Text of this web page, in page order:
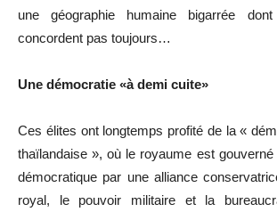
une géographie humaine bigarrée
concordent pas toujours…
Une démocratie «à demi cuite»
Ces élites ont longtemps profité de la «
thaïlandaise », où le royaume est
démocratique par une alliance
royal, le pouvoir militaire et la